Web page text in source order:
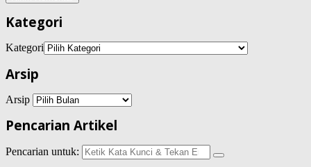
Kategori
Kategori
Arsip
Arsip
Pencarian Artikel
Pencarian untuk: